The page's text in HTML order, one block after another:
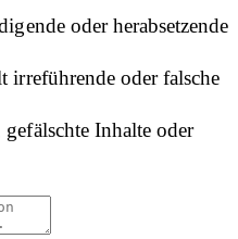
oder herabsetzende
irreführende oder falsche
Inhalte oder